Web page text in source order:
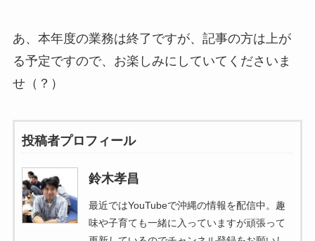
あ、本年度の業務は終了ですが、記事の方は上が
る予定ですので、お楽しみにしていてくださいま
せ（？）
投稿者プロフィール
鈴木孝昌
最近ではYouTubeで沖縄の情報を配信中。趣
味や子育ても一緒に入っていますが頑張って